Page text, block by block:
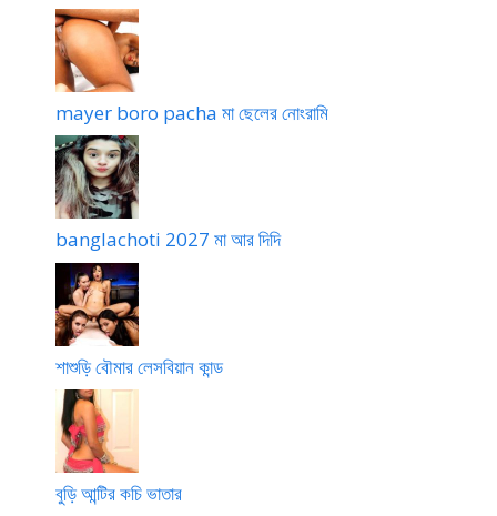
mayer boro pacha মা ছেলের নোংরামি
banglachoti 2027 মা আর দিদি
শাশুড়ি বৌমার লেসবিয়ান কান্ড
বুড়ি আন্টির কচি ভাতার